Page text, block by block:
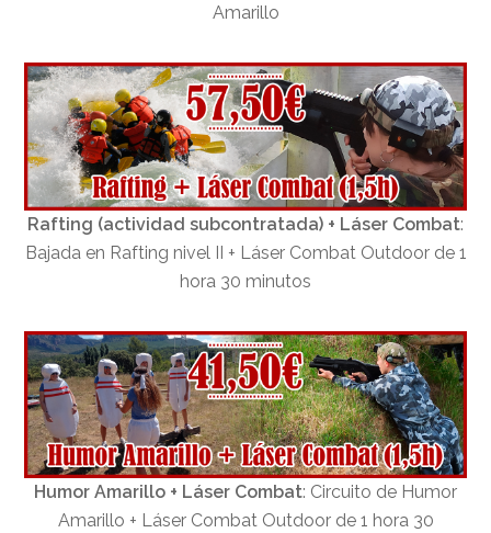
Amarillo
Rafting (actividad subcontratada) + Láser Combat:
Bajada en Rafting nivel II + Láser Combat Outdoor de 1
hora 30 minutos
Humor Amarillo + Láser Combat: Circuito de Humor
Amarillo + Láser Combat Outdoor de 1 hora 30